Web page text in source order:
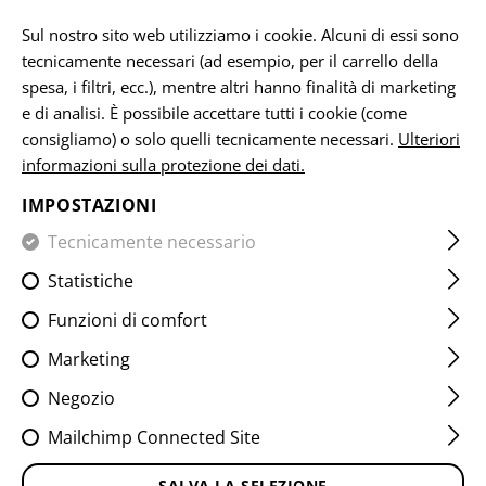
RECUPERO PASSWORD
Vi invieremo un'e-mail di conferma. Fare clic sul link per
modificare la password.
INDIRIZZO E-MAIL:
INDIETRO INVIARE E-MAIL
GRATUITO
SPEDIZIONE
CARRELLO DI
Sul nostro sito web utilizziamo i cookie. Alcuni di essi sono
tecnicamente necessari (ad esempio, per il carrello della
spesa, i filtri, ecc.), mentre altri hanno finalità di marketing
e di analisi. È possibile accettare tutti i cookie (come
consigliamo) o solo quelli tecnicamente necessari. Ulteriori
informazioni sulla protezione dei dati.
IMPOSTAZIONI
Tecnicamente necessario
Statistiche
Funzioni di comfort
Marketing
Negozio
Mailchimp Connected Site